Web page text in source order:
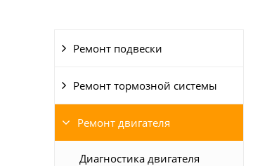
Ремонт подвески
Ремонт тормозной системы
Ремонт двигателя
Диагностика двигателя